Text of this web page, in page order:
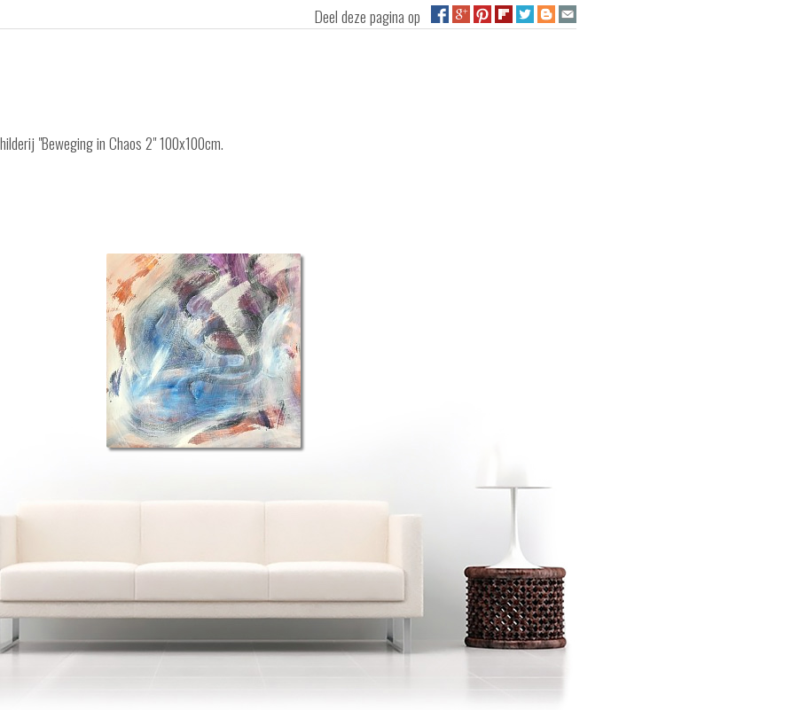
Deel deze pagina op
"Beweging in Chaos 2" 100x100cm.